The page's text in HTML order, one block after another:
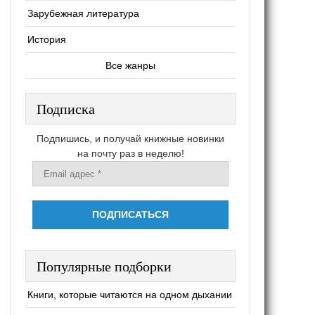
Зарубежная литература
История
Все жанры
Подписка
Подпишись, и получай книжные новинки
на почту раз в неделю!
Популярные подборки
Книги, которые читаются на одном дыхании